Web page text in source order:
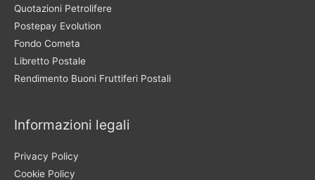
Quotazioni Petrolifere
Postepay Evolution
Fondo Cometa
Libretto Postale
Rendimento Buoni Fruttiferi Postali
Informazioni legali
Privacy Policy
Cookie Policy